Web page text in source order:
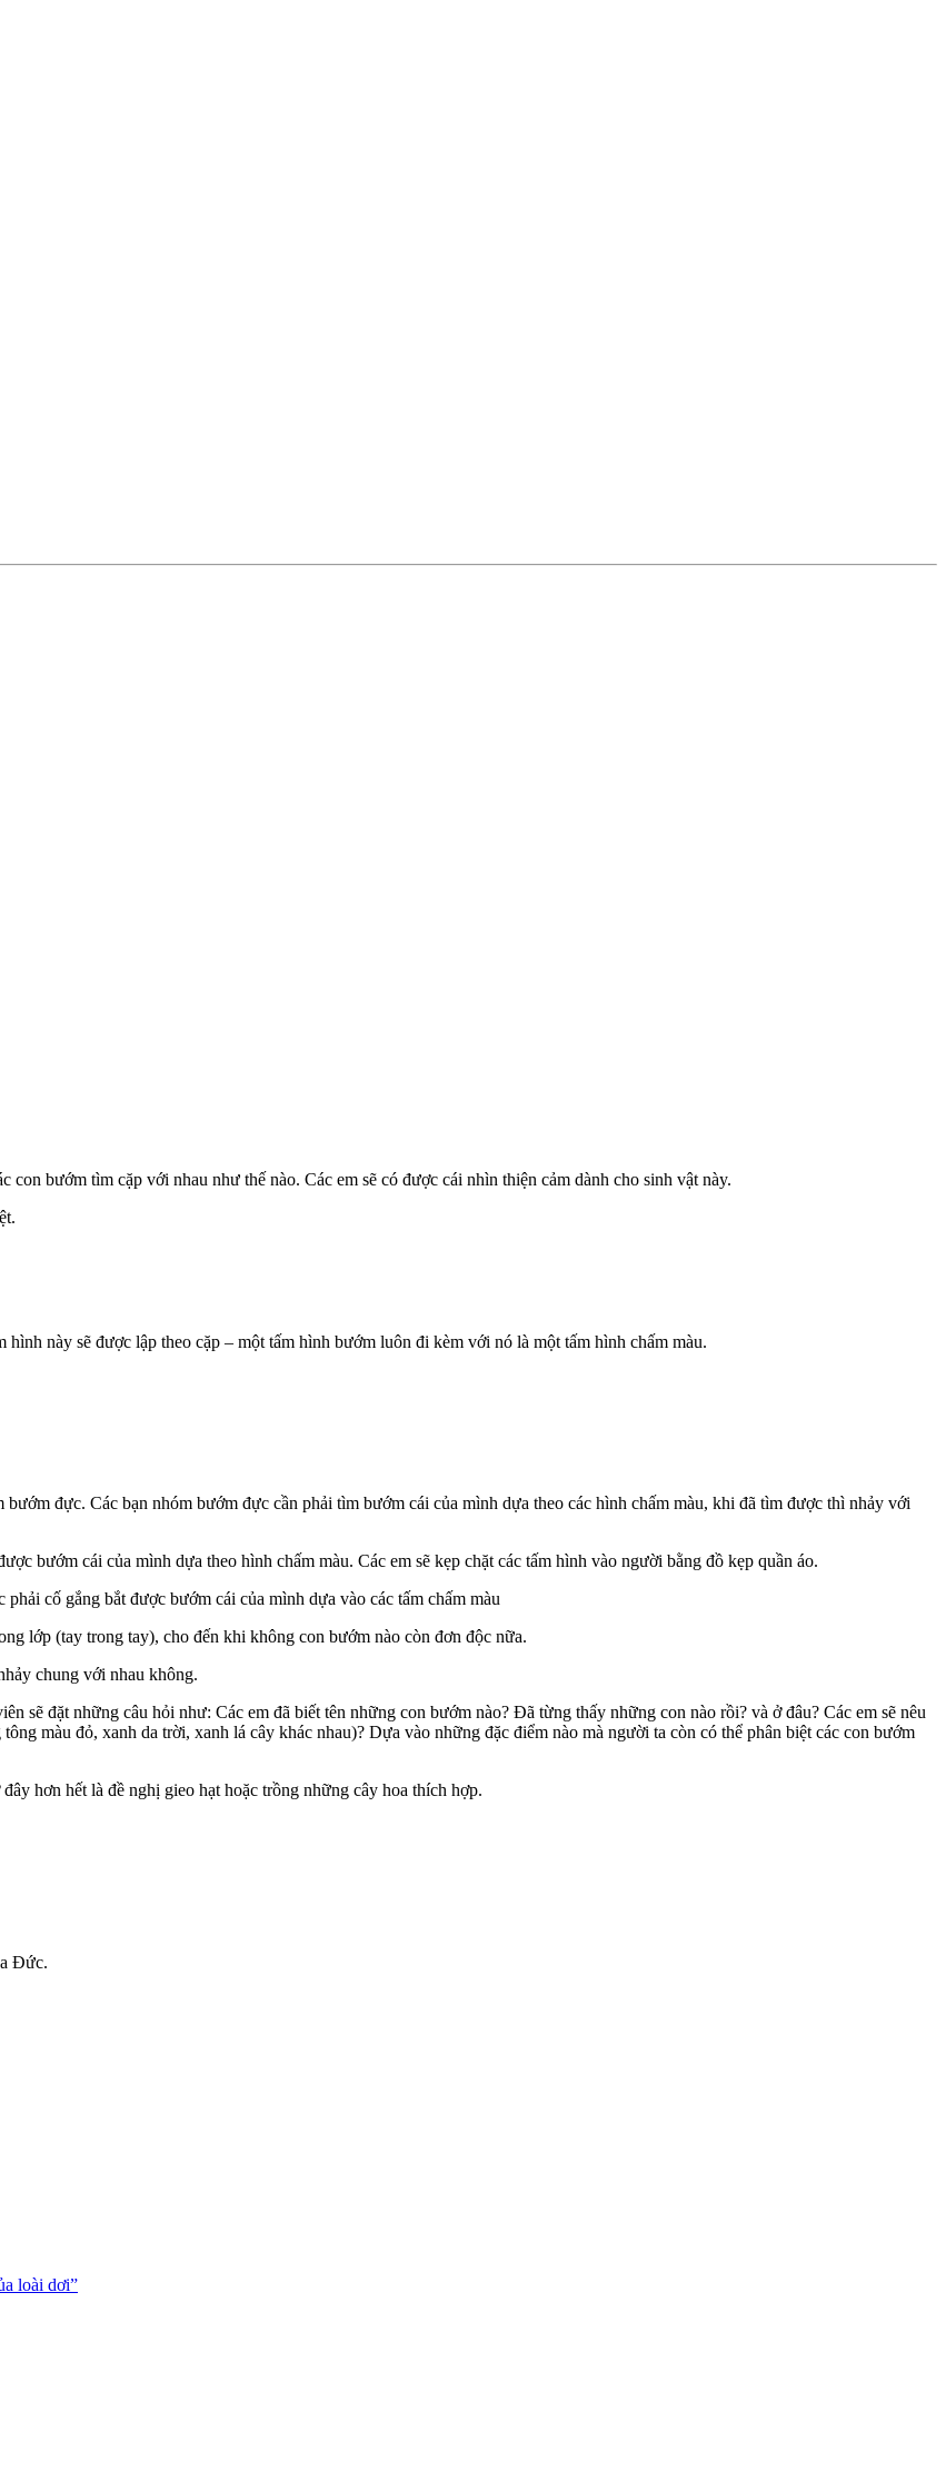
con bướm tìm cặp với nhau như thế nào. Các em sẽ có được cái nhìn thiện cảm dành cho sinh vật này.
này sẽ được lập theo cặp – một tấm hình bướm luôn đi kèm với nó là một tấm hình chấm màu.
đực. Các bạn nhóm bướm đực cần phải tìm bướm cái của mình dựa theo các hình chấm màu, khi đã tìm được thì nhảy với
bướm cái của mình dựa theo hình chấm màu. Các em sẽ kẹp chặt các tấm hình vào người bằng đồ kẹp quần áo.
cố gắng bắt được bướm cái của mình dựa vào các tấm chấm màu
lớp (tay trong tay), cho đến khi không con bướm nào còn đơn độc nữa.
chung với nhau không.
sẽ đặt những câu hỏi như: Các em đã biết tên những con bướm nào? Đã từng thấy những con nào rồi? và ở đâu? Các em sẽ nêu
màu đỏ, xanh da trời, xanh lá cây khác nhau)? Dựa vào những đặc điểm nào mà người ta còn có thể phân biệt các con bướm
hơn hết là đề nghị gieo hạt hoặc trồng những cây hoa thích hợp.
Đức.
loài dơi”